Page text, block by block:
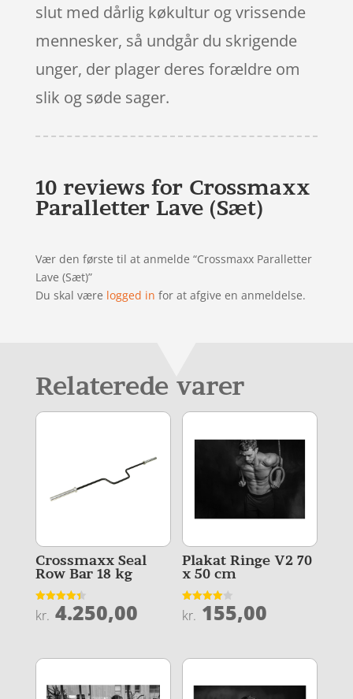
slut med dårlig køkultur og vrissende
mennesker, så undgår du skrigende
unger, der plager deres forældre om
slik og søde sager.
10 reviews for Crossmaxx
Paralletter Lave (Sæt)
Vær den første til at anmelde “Crossmaxx Paralletter
Lave (Sæt)”
Du skal være logged in for at afgive en anmeldelse.
Relaterede varer
Crossmaxx Seal
Row Bar 18 kg
Vurderet
4.4
kr. 4.250,00
Plakat Ringe V2 70
x 50 cm
Vurderet
4
kr. 155,00